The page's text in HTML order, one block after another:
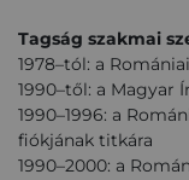
Tagság szakmai
1978–tól: a
1990–től: a Magyar
1990–1996: a
fiókjának titkára
1990–2000: a